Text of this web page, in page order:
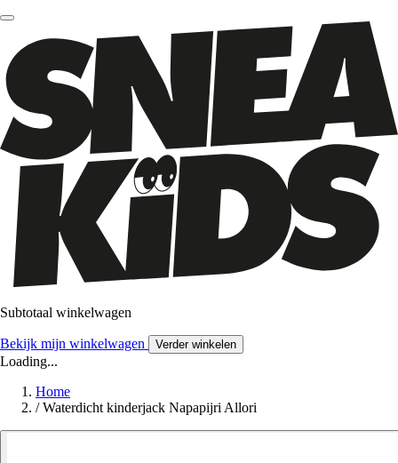
Subtotaal winkelwagen
Bekijk mijn winkelwagen Verder winkelen
Loading...
Home
/ Waterdicht kinderjack Napapijri Allori